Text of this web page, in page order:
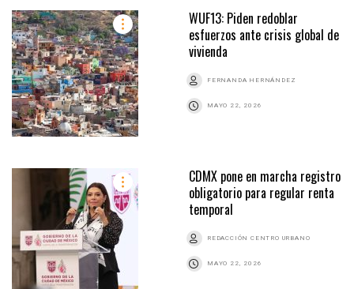
WUF13: Piden redoblar
esfuerzos ante crisis global de
vivienda
FERNANDA HERNÁNDEZ
MAYO 22, 2026
CDMX pone en marcha registro
obligatorio para regular renta
temporal
REDACCIÓN CENTRO URBANO
MAYO 22, 2026